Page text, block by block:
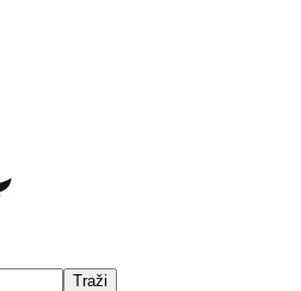
Traži